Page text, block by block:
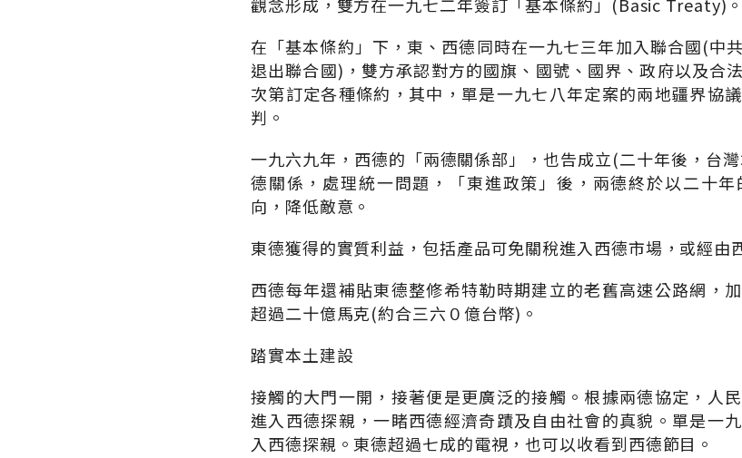
觀念形成，雙方在一九七二年簽訂「基本條約」(Basic Treaty)。
在「基本條約」下，東、西德同時在一九七三年加入聯合國(中
退出聯合國)，雙方承認對方的國旗、國號、國界、政府以及合
次第訂定各種條約，其中，單是一九七八年定案的兩地疆界協
判。
一九六九年，西德的「兩德關係部」，也告成立(二十年後，台
德關係，處理統一問題，「東進政策」後，兩德終於以二十
向，降低敵意。
東德獲得的實質利益，包括產品可免關稅進入西德市場，或經由
西德每年還補貼東德整修希特勒時期建立的老舊高速公路網，
超過二十億馬克(約合三六０億台幣)。
踏實本土建設
接觸的大門一開，接著便是更廣泛的接觸。根據兩德協定，人
進入西德探親，一睹西德經濟奇蹟及自由社會的真貌。單是一
入西德探親。東德超過七成的電視，也可以收看到西德節目。